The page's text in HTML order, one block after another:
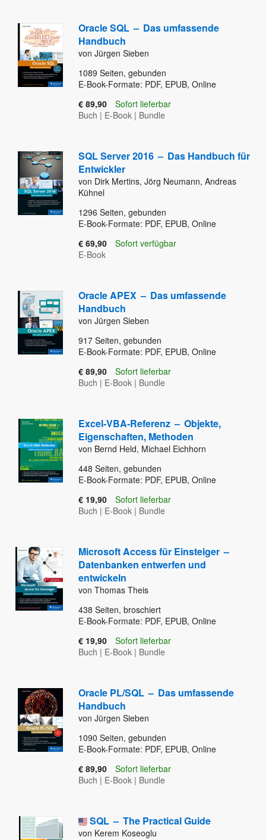
Oracle SQL – Das umfassende
Handbuch
von Jürgen Sieben
1089 Seiten, gebunden
E-Book-Formate: PDF, EPUB, Online
€ 89,90
Sofort lieferbar
Buch | E-Book | Bundle
SQL Server 2016 – Das Handbuch für
Entwickler
von Dirk Mertins, Jörg Neumann, Andreas
Kühnel
1296 Seiten, gebunden
E-Book-Formate: PDF, EPUB, Online
€ 69,90
Sofort verfügbar
E-Book
Oracle APEX – Das umfassende
Handbuch
von Jürgen Sieben
917 Seiten, gebunden
E-Book-Formate: PDF, EPUB, Online
€ 89,90
Sofort lieferbar
Buch | E-Book | Bundle
Excel-VBA-Referenz – Objekte,
Eigenschaften, Methoden
von Bernd Held, Michael Eichhorn
448 Seiten, gebunden
E-Book-Formate: PDF, EPUB, Online
€ 19,90
Sofort lieferbar
Buch | E-Book | Bundle
Microsoft Access für Einsteiger –
Datenbanken entwerfen und
entwickeln
von Thomas Theis
438 Seiten, broschiert
E-Book-Formate: PDF, EPUB, Online
€ 19,90
Sofort lieferbar
Buch | E-Book | Bundle
Oracle PL/SQL – Das umfassende
Handbuch
von Jürgen Sieben
1090 Seiten, gebunden
E-Book-Formate: PDF, EPUB, Online
€ 89,90
Sofort lieferbar
Buch | E-Book | Bundle
SQL – The Practical Guide
von Kerem Koseoglu